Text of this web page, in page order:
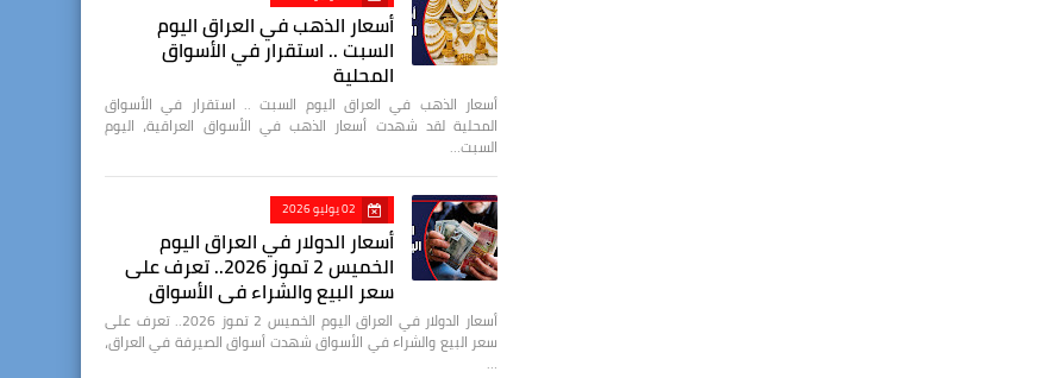
أسعار الذهب في العراق اليوم
السبت .. استقرار في الأسواق
المحلية
أسعار الذهب في العراق اليوم السبت .. استقرار في الأسواق
المحلية لقد شهدت أسعار الذهب في الأسواق العراقية، اليوم
السبت…
02 يوليو 2026
أسعار الدولار في العراق اليوم
الخميس 2 تموز 2026.. تعرف على
سعر البيع والشراء في الأسواق
أسعار الدولار في العراق اليوم الخميس 2 تموز 2026.. تعرف على
سعر البيع والشراء في الأسواق شهدت أسواق الصيرفة في العراق،
…